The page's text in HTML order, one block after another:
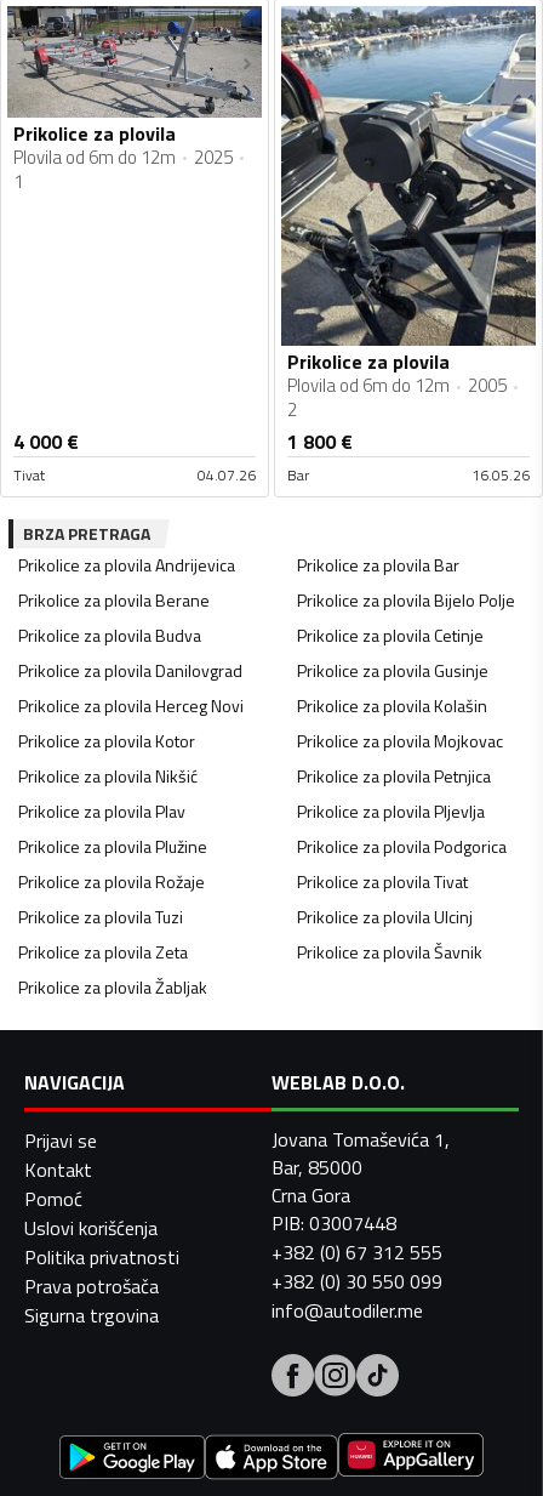
Prikolice za plovila
Plovila od 6m do 12m
2025
1
4 000€
Tivat 04.07.26
Prikolice za plovila
Plovila od 6m do 12m
2005
2
1 800€
Bar 16.05.26
BRZA PRETRAGA
Prikolice za plovilaAndrijevica Prikolice za plovilaBar
Prikolice za plovilaBerane Prikolice za plovilaBijelo Polje
Prikolice za plovilaBudva Prikolice za plovilaCetinje
Prikolice za plovilaDanilovgrad Prikolice za plovilaGusinje
Prikolice za plovilaHerceg Novi Prikolice za plovilaKolašin
Prikolice za plovilaKotor Prikolice za plovilaMojkovac
Prikolice za plovilaNikšić Prikolice za plovilaPetnjica
Prikolice za plovilaPlav Prikolice za plovilaPljevlja
Prikolice za plovilaPlužine Prikolice za plovilaPodgorica
Prikolice za plovilaRožaje Prikolice za plovilaTivat
Prikolice za plovilaTuzi Prikolice za plovilaUlcinj
Prikolice za plovilaZeta Prikolice za plovilaŠavnik
Prikolice za plovilaŽabljak
NAVIGACIJA
Prijavi se
Kontakt
Pomoć
Uslovi korišćenja
Politika privatnosti
Prava potrošača
Sigurna trgovina
WEBLAB D.O.O.
Jovana Tomaševića 1,
Bar, 85000
Crna Gora
PIB: 03007448
+382 (0) 67 312 555
+382 (0) 30 550 099
info@autodiler.me